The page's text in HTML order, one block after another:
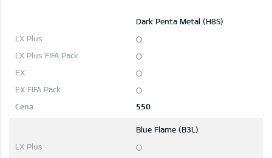
Dark Penta Metal (H8S)
550
Blue Flame (B3L)